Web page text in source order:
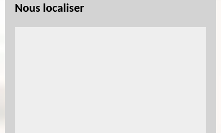
Nous localiser